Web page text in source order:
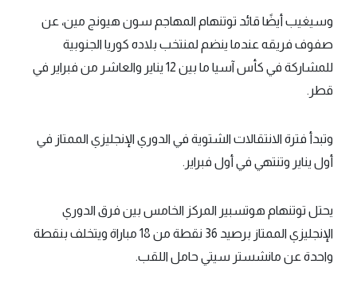
وسيغيب أيضًا قائد توتنهام المهاجم سون هيونج مين، عن
صفوف فريقه عندما ينضم لمنتخب بلاده كوريا الجنوبية
للمشاركة في كأس آسيا ما بين 12 يناير والعاشر من فبراير في
قطر.
وتبدأ فترة الانتقالات الشتوية في الدوري الإنجليزي الممتاز في
أول يناير وتنتهي في أول فبراير.
يحتل توتنهام هوتسبير المركز الخامس بين فرق الدوري
الإنجليزي الممتاز برصيد 36 نقطة من 18 مباراة ويتخلف بنقطة
واحدة عن مانشستر سيتي حامل اللقب.